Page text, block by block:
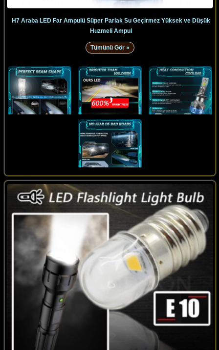
H7 Araba LED Far Ampulü Süper Parlak Su Geçirmez Yüksek ve Düşük
Huzmeli Ampul
Tümünü Gör »